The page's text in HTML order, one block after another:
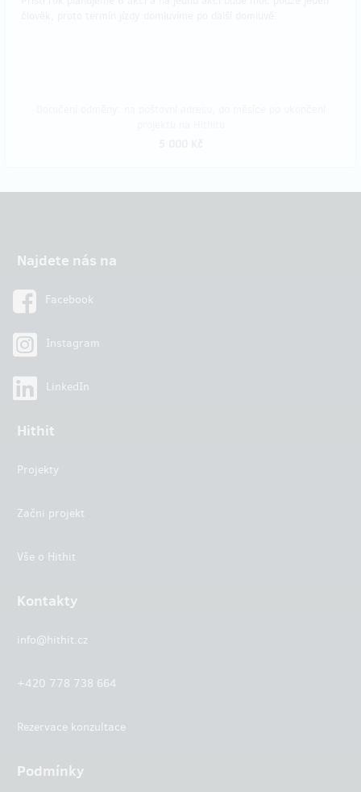
Najdete nás na
Facebook
Instagram
LinkedIn
Hithit
Projekty
Začni projekt
Vše o Hithit
Kontakty
info@hithit.cz
+420 778 738 664
Rezervace konzultace
Podmínky